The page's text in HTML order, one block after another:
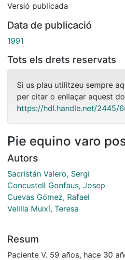
Versió publicada
Data de publicació
1991
Tots els drets reservats
Si us plau utilitzeu sempre
per citar o enllaçar aquest
https://hdl.handle.net/2445/
Pie equino varo
Autors
Sacristán Valero, Sergi
Concustell Gonfaus, Josep
Cuevas Gómez, Rafael
Velilla Muixí, Teresa
Resum
Paciente V. 59 años, hace 30